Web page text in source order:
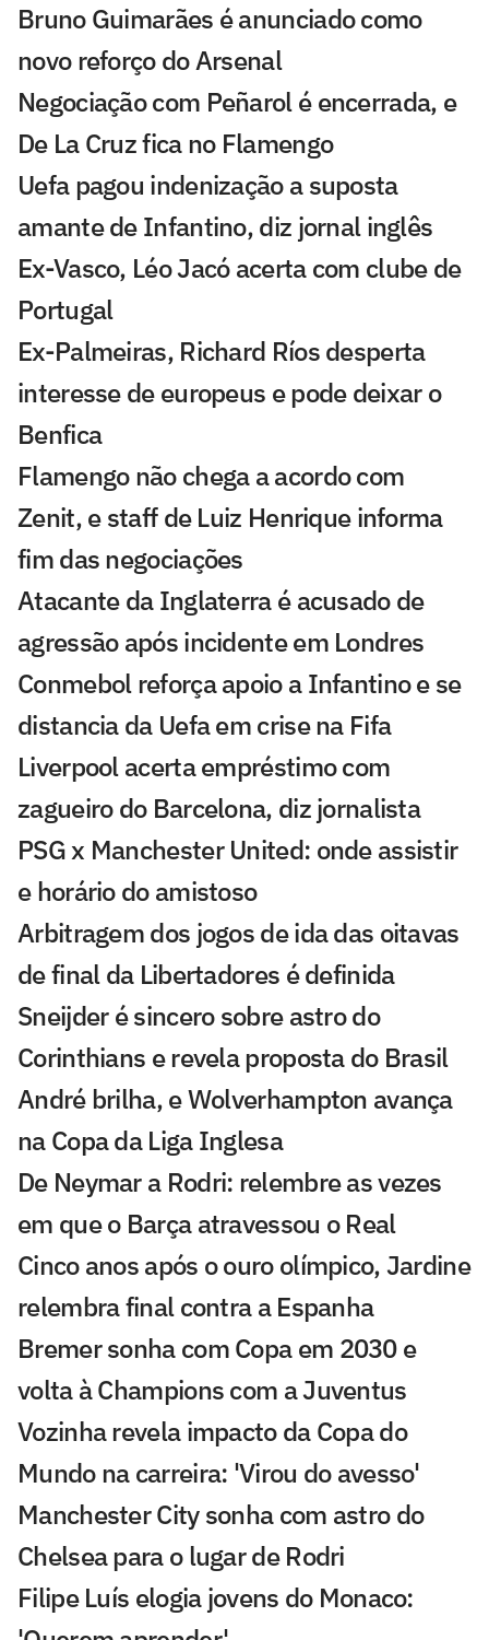
Bruno Guimarães é anunciado como
novo reforço do Arsenal
Negociação com Peñarol é encerrada, e
De La Cruz fica no Flamengo
Uefa pagou indenização a suposta
amante de Infantino, diz jornal inglês
Ex-Vasco, Léo Jacó acerta com clube de
Portugal
Ex-Palmeiras, Richard Ríos desperta
interesse de europeus e pode deixar o
Benfica
Flamengo não chega a acordo com
Zenit, e staff de Luiz Henrique informa
fim das negociações
Atacante da Inglaterra é acusado de
agressão após incidente em Londres
Conmebol reforça apoio a Infantino e se
distancia da Uefa em crise na Fifa
Liverpool acerta empréstimo com
zagueiro do Barcelona, diz jornalista
PSG x Manchester United: onde assistir
e horário do amistoso
Arbitragem dos jogos de ida das oitavas
de final da Libertadores é definida
Sneijder é sincero sobre astro do
Corinthians e revela proposta do Brasil
André brilha, e Wolverhampton avança
na Copa da Liga Inglesa
De Neymar a Rodri: relembre as vezes
em que o Barça atravessou o Real
Cinco anos após o ouro olímpico, Jardine
relembra final contra a Espanha
Bremer sonha com Copa em 2030 e
volta à Champions com a Juventus
Vozinha revela impacto da Copa do
Mundo na carreira: 'Virou do avesso'
Manchester City sonha com astro do
Chelsea para o lugar de Rodri
Filipe Luís elogia jovens do Monaco: